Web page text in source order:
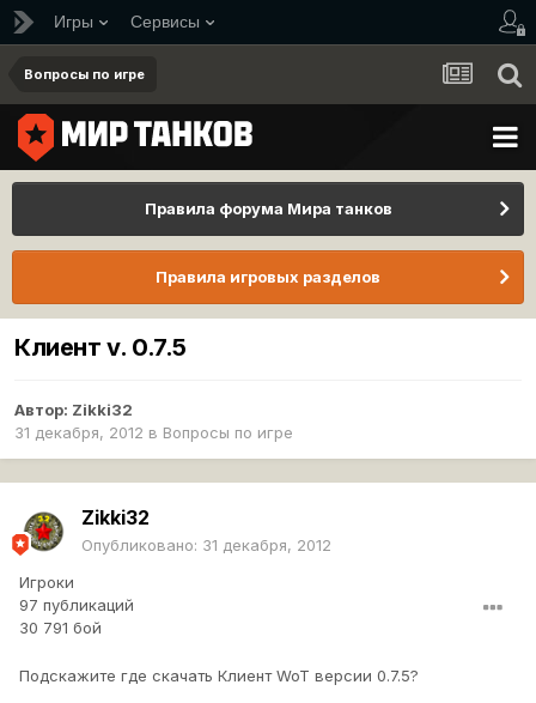
Игры Сервисы
Вопросы по игре
Правила форума Мира танков
Правила игровых разделов
Клиент v. 0.7.5
Автор: Zikki32
31 декабря, 2012 в Вопросы по игре
Zikki32
Опубликовано: 31 декабря, 2012
Игроки
97 публикаций
30 791 бой
Подскажите где скачать Клиент WoT версии 0.7.5?